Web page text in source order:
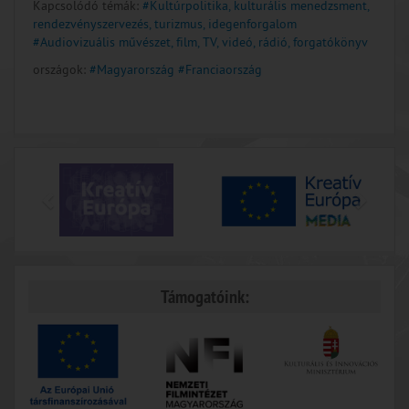
Kapcsolódó témák: #Kultúrpolitika, kulturális menedzsment,
rendezvényszervezés, turizmus, idegenforgalom
#Audiovizuális művészet, film, TV, videó, rádió, forgatókönyv
országok: #Magyarország #Franciaország
Támogatóink: